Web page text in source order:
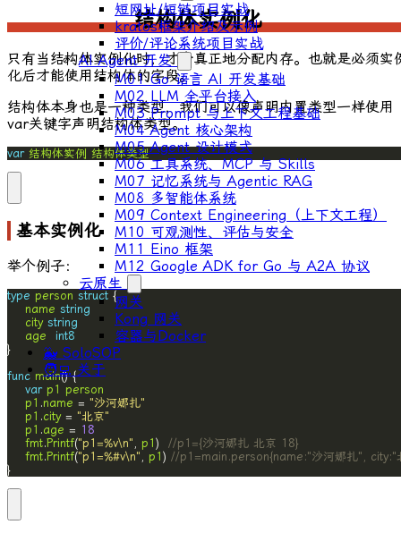
短网址/短链项目实战
kratos框架介绍及示例
评价/评论系统项目实战
AI Agent 开发
M01 Go 语言 AI 开发基础
M02 LLM 全平台接入
M03 Prompt 与上下文工程基础
M04 Agent 核心架构
M05 Agent 设计模式
M06 工具系统、MCP 与 Skills
M07 记忆系统与 Agentic RAG
M08 多智能体系统
M09 Context Engineering（上下文工程）
M10 可观测性、评估与安全
M11 Eino 框架
M12 Google ADK for Go 与 A2A 协议
云原生
网关
Kong 网关
容器与Docker
🐳 SoloSOP
🧑‍💻 关于
结构体实例化
只有当结构体实例化时，才会真正地分配内存。也就是必须实
化后才能使用结构体的字段。
结构体本身也是一种类型，我们可以像声明内置类型一样使用
var关键字声明结构体类型。
var 结构体实例 结构体类型
基本实例化
举个例子：
type person struct
name string
city string
age
int8
func main
var p1 person
p1 .name = "沙河娜扎"
p1 .city = "北京"
p1 .age = 18
fmt.Printf("p1=%v\n" p1 ) //p1={沙河娜扎 北京 18}
fmt.Printf("p1=%#v\n" p1 ) //p1=main.person{name:"沙河娜扎", city:"
}